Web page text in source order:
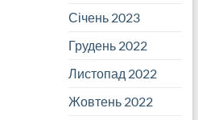
Січень 2023
Грудень 2022
Листопад 2022
Жовтень 2022